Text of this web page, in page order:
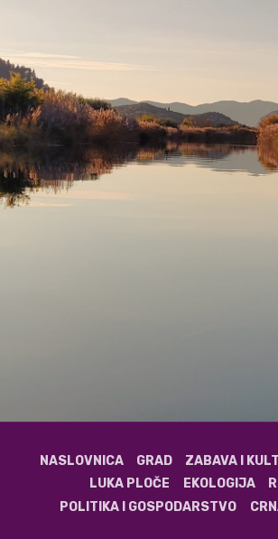
NASLOVNICA GRAD ZABAVA I
LUKA PLOČE
EKOLOGIJA
POLITIKA I GOSPODARSTVO